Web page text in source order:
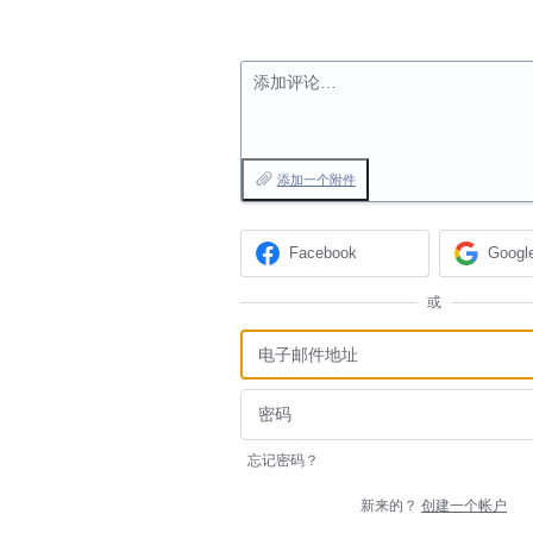
添加评论…
添加一个附件
Facebook
或
忘记密码？
新来的？ 创建一个帐户